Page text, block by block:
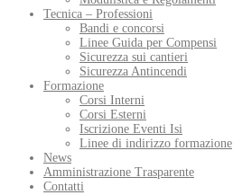
Tecnica – Professioni
Bandi e concorsi
Linee Guida per Compensi
Sicurezza sui cantieri
Sicurezza Antincendi
Formazione
Corsi Interni
Corsi Esterni
Iscrizione Eventi Isi
Linee di indirizzo formazione
News
Amministrazione Trasparente
Contatti